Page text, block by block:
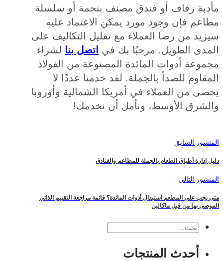
زفاف أو فندق مصنف بنجمة أو سلسلة
فإن وجود مورد يمكن الاعتماد عليه
من رضا العملاء مع تقليل التكاليف على
الطويل. مرحبًا بك في اتصل بنالشراء
أدوات المائدة المصنوعة من الفولاذ
للصدأ بالجملة. لقد خدمنا عددًا لا
من العملاء في أمريكا الشمالية وأوروبا
الأوسط، ونأمل أن نخدمك!
السابق
أطباق الطعام بالجملة للمطاعم والفنادق
التالي
على المطعم استبدال أدوات المائدة؟ قائمة مراجعة التقييم الذاتي
بها من قبل ماكالين
بحث
أحدث المنتجات